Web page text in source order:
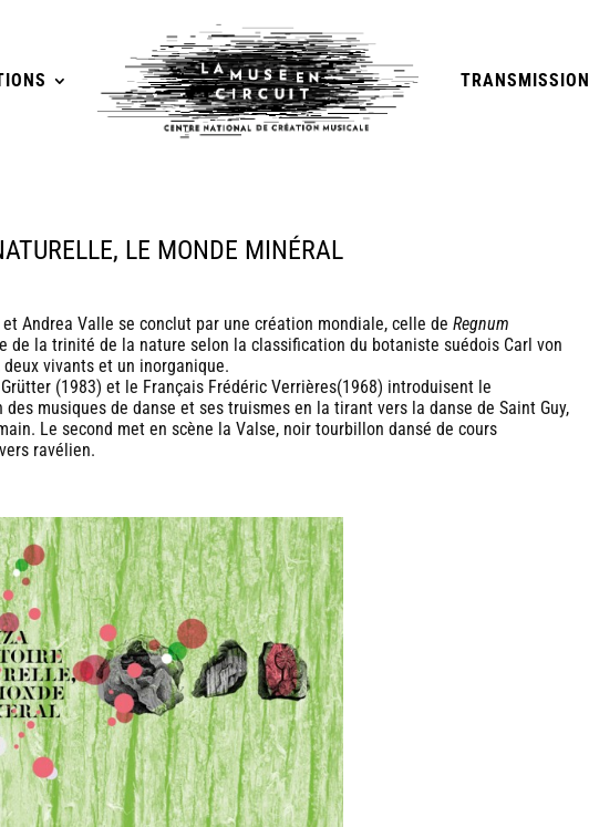
TRANSMISSION
LE MONDE MINÉRAL
et Andrea Valle se conclut par une création mondiale, celle deRegnum
de la trinité de la nature selon la classification du botaniste suédois Carl von
vivants et un inorganique.
(1983) et le Français Frédéric Verrières(1968) introduisent le
musiques de danse et ses truismes en la tirant vers la danse de Saint Guy,
Le second met en scène la Valse, noir tourbillon dansé de cours
ravélien.